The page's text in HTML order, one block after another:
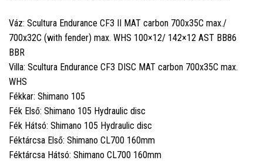
Váz: Scultura Endurance CF3 II MAT carbon 700x35C max./
700x32C (with fender) max. WHS 100×12/ 142×12 AST BB86
BBR
Villa: Scultura Endurance CF3 DISC MAT carbon 700x35C max.
WHS
Fékkar: Shimano 105
Fék Első: Shimano 105 Hydraulic disc
Fék Hátsó: Shimano 105 Hydraulic disc
Féktárcsa Első: Shimano CL700 160mm
Féktárcsa Hátsó: Shimano CL700 160mm